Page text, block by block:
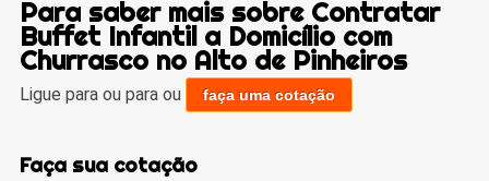
Para saber mais sobre Contratar
Buffet Infantil a Domicílio com
Churrasco no Alto de Pinheiros
Ligue para ou para ou faça uma cotação
Faça sua cotação